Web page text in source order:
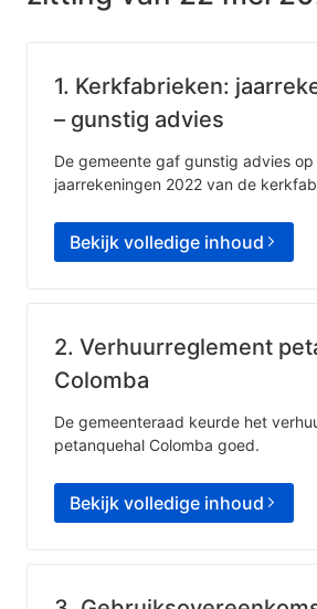
1. Kerkfabrieken:
– gunstig advies
De gemeente gaf gunstig advies
jaarrekeningen 2022 van de
Bekijk volledige inhoud
2. Verhuurreglement
Colomba
De gemeenteraad keurde het
petanquehal Colomba goed.
Bekijk volledige inhoud